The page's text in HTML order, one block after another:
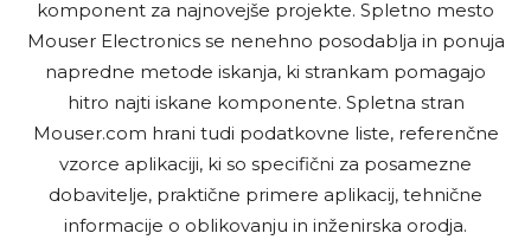
komponent za najnovejše projekte. Spletno mesto
Mouser Electronics se nenehno posodablja in ponuja
napredne metode iskanja, ki strankam pomagajo
hitro najti iskane komponente. Spletna stran
Mouser.com hrani tudi podatkovne liste, referenčne
vzorce aplikaciji, ki so specifični za posamezne
dobavitelje, praktične primere aplikacij, tehnične
informacije o oblikovanju in inženirska orodja.